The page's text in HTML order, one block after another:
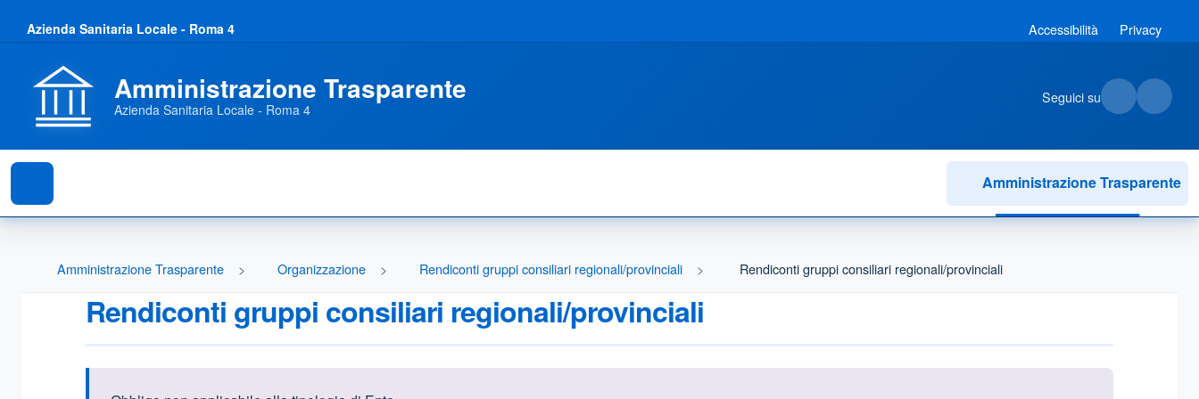
Azienda Sanitaria Locale - Roma 4 Accessibilità Privacy
Amministrazione Trasparente
Azienda Sanitaria Locale - Roma 4
Seguici su
Amministrazione Trasparente
Amministrazione Trasparente Organizzazione Rendiconti gruppi consiliari regionali/provinciali Rendiconti gruppi consiliari regionali/provinciali
Rendiconti gruppi consiliari regionali/provinciali